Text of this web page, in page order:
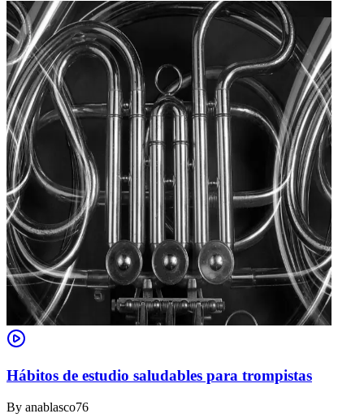
Hábitos de estudio saludables para trompistas
By anablasco76